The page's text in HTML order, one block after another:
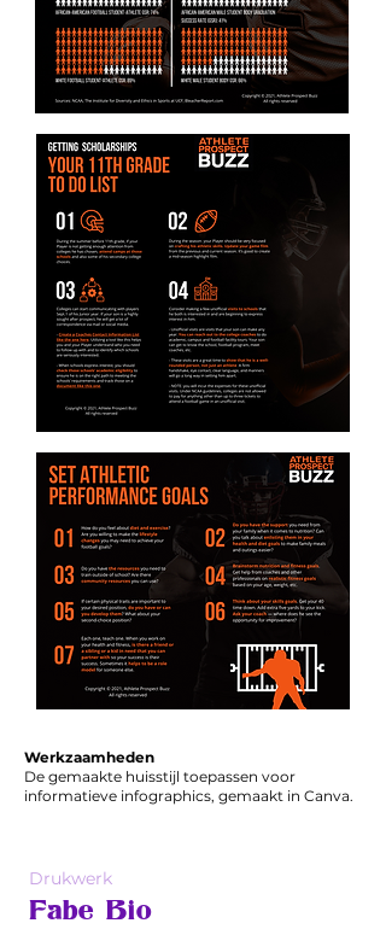
Werkzaamheden
De gemaakte huisstijl toepassen voor
informatieve infographics, gemaakt in Canva.
Drukwerk
Fabe Bio